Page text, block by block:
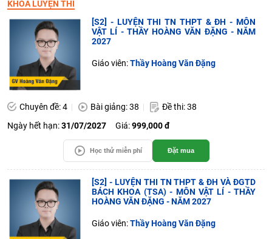
KHÓA LUYỆN THI
[S2] - LUYỆN THI TN THPT & ĐH - MÔN
VẬT LÍ - THẦY HOÀNG VĂN ĐẶNG - NĂM
2027
Giáo viên:Thầy Hoàng Văn Đặng
Chuyên đề: 4 Bài giảng: 38
Đề thi: 38
Ngày hết hạn:31/07/2027 Giá:999,000 đ
Học thử miễn phí Đặt mua
[S2] - LUYỆN THI TN THPT & ĐH VÀ ĐGTD
BÁCH KHOA (TSA) - MÔN VẬT LÍ - THẦY
HOÀNG VĂN ĐẶNG - NĂM 2027
Giáo viên:Thầy Hoàng Văn Đặng